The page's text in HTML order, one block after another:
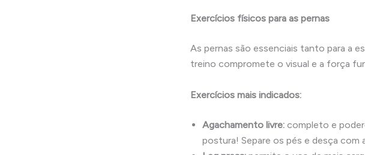
Exercícios físicos para as pernas
As pernas são essenciais tanto para a
treino compromete o visual e a força
Exercícios mais indicados:
Agachamento livre: completo e
postura! Separe os pés e desça com